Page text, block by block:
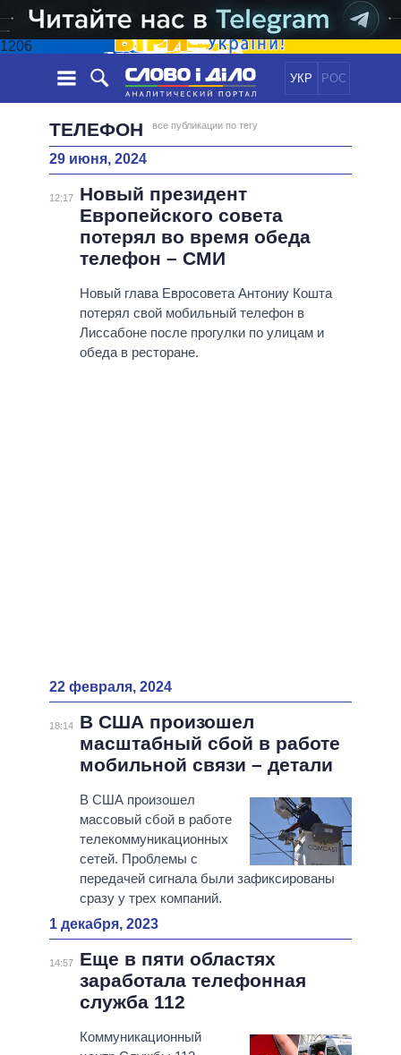
1206
УКР РОС
НОВОСТИ
ЛЕНТА
СОБЫТИЯ
СТАТЬИ
МНЕНИЯ
ДАЙДЖЕСТЫ
ЭКОНОМИКА
ОБЩЕСТВО
МИР
ПОЛИТИКИ
ВСЕ ПОЛИТИКИ
ПРЕЗИДЕНТ И ОФИС
ВЕРХОВНАЯ РАДА
КАБИНЕТ МИНИСТРОВ
ГЛАВЫ ОБЛАДМИНИСТРАЦИЙ
ИНФОГРАФИКА
СРАВНЕНИЕ ПОЛИТИКОВ
ТЕЛЕФОН все публикации по тегу
29 июня, 2024
12:17
Новый президент
Европейского совета
потерял во время обеда
телефон – СМИ
Новый глава Евросовета Антониу Кошта
потерял свой мобильный телефон в
Лиссабоне после прогулки по улицам и
обеда в ресторане.
22 февраля, 2024
18:14
В США произошел
масштабный сбой в работе
мобильной связи – детали
В США произошел
массовый сбой в работе
телекоммуникационных
сетей. Проблемы с
передачей сигнала были зафиксированы
сразу у трех компаний.
1 декабря, 2023
14:57
Еще в пяти областях
заработала телефонная
служба 112
Коммуникационный